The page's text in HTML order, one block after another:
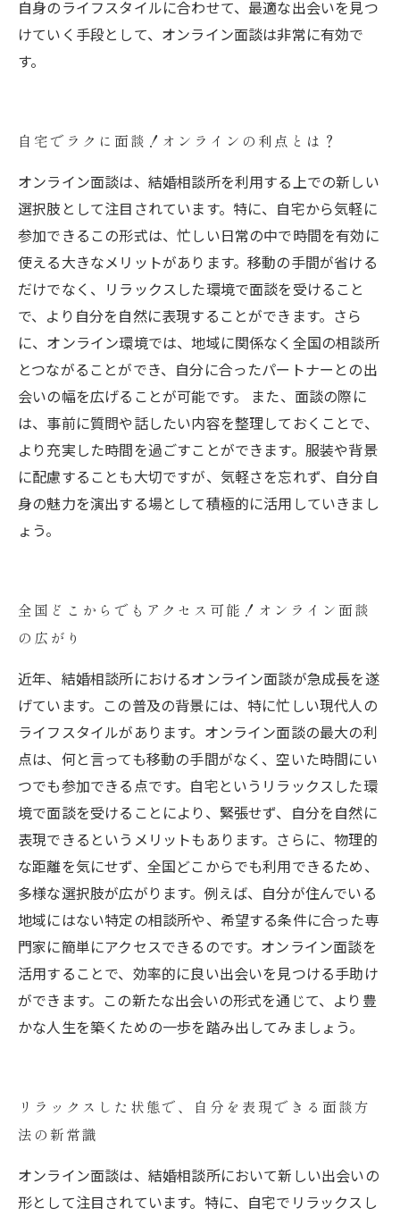
自身のライフスタイルに合わせて、最適な出会いを見つ
けていく手段として、オンライン面談は非常に有効で
す。
自宅でラクに面談！オンラインの利点とは？
オンライン面談は、結婚相談所を利用する上での新しい
選択肢として注目されています。特に、自宅から気軽に
参加できるこの形式は、忙しい日常の中で時間を有効に
使える大きなメリットがあります。移動の手間が省ける
だけでなく、リラックスした環境で面談を受けること
で、より自分を自然に表現することができます。さら
に、オンライン環境では、地域に関係なく全国の相談所
とつながることができ、自分に合ったパートナーとの出
会いの幅を広げることが可能です。 また、面談の際に
は、事前に質問や話したい内容を整理しておくことで、
より充実した時間を過ごすことができます。服装や背景
に配慮することも大切ですが、気軽さを忘れず、自分自
身の魅力を演出する場として積極的に活用していきまし
ょう。
全国どこからでもアクセス可能！オンライン面談
の広がり
近年、結婚相談所におけるオンライン面談が急成長を遂
げています。この普及の背景には、特に忙しい現代人の
ライフスタイルがあります。オンライン面談の最大の利
点は、何と言っても移動の手間がなく、空いた時間にい
つでも参加できる点です。自宅というリラックスした環
境で面談を受けることにより、緊張せず、自分を自然に
表現できるというメリットもあります。さらに、物理的
な距離を気にせず、全国どこからでも利用できるため、
多様な選択肢が広がります。例えば、自分が住んでいる
地域にはない特定の相談所や、希望する条件に合った専
門家に簡単にアクセスできるのです。オンライン面談を
活用することで、効率的に良い出会いを見つける手助け
ができます。この新たな出会いの形式を通じて、より豊
かな人生を築くための一歩を踏み出してみましょう。
リラックスした状態で、自分を表現できる面談方
法の新常識
オンライン面談は、結婚相談所において新しい出会いの
形として注目されています。特に、自宅でリラックスし